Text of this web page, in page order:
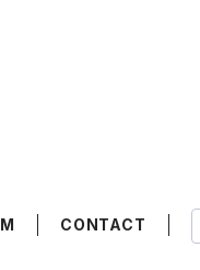
CONTACT